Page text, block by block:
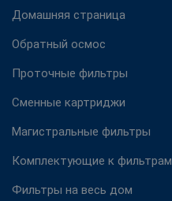
Домашняя страница
Обратный осмос
Проточные фильтры
Сменные картриджи
Магистральные фильтры
Комплектующие к фильтрам
Фильтры на весь дом